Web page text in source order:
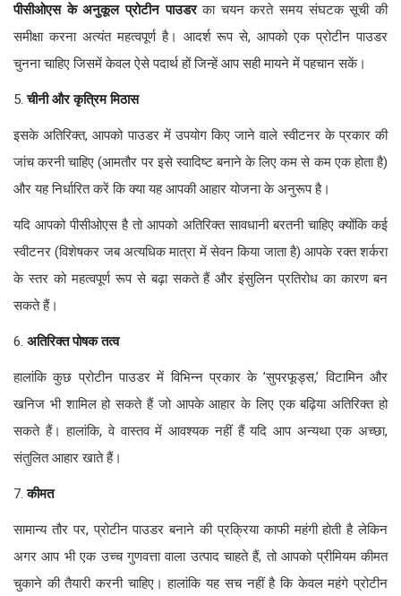
पीसीओएस के अनुकूल प्रोटीन पाउडरका चयन करते समय संघटक सूची की
समीक्षा करना अत्यंत महत्वपूर्ण है। आदर्श रूप से, आपको एक प्रोटीन पाउडर
चुनना चाहिए जिसमें केवल ऐसे पदार्थ हों जिन्हें आप सही मायने में पहचान सकें।
5.चीनी और कृत्रिम मिठास
इसके अतिरिक्त, आपको पाउडर में उपयोग किए जाने वाले स्वीटनर के प्रकार की
जांच करनी चाहिए (आमतौर पर इसे स्वादिष्ट बनाने के लिए कम से कम एक होता है)
और यह निर्धारित करें कि क्या यह आपकी आहार योजना के अनुरूप है।
यदि आपको पीसीओएस है तो आपको अतिरिक्त सावधानी बरतनी चाहिए क्योंकि कई
स्वीटनर (विशेषकर जब अत्यधिक मात्रा में सेवन किया जाता है) आपके रक्त शर्करा
के स्तर को महत्वपूर्ण रूप से बढ़ा सकते हैं और इंसुलिन प्रतिरोध का कारण बन
सकते हैं।
6. अतिरिक्त पोषक तत्व
हालांकि कुछ प्रोटीन पाउडर में विभिन्न प्रकार के ’सुपरफूड्स,’ विटामिन और
खनिज भी शामिल हो सकते हैं जो आपके आहार के लिए एक बढ़िया अतिरिक्त हो
सकते हैं। हालांकि, वे वास्तव में आवश्यक नहीं हैं यदि आप अन्यथा एक अच्छा,
संतुलित आहार खाते हैं।
7.कीमत
सामान्य तौर पर, प्रोटीन पाउडर बनाने की प्रक्रिया काफी महंगी होती है लेकिन
अगर आप भी एक उच्च गुणवत्ता वाला उत्पाद चाहते हैं, तो आपको प्रीमियम कीमत
चुकाने की तैयारी करनी चाहिए। हालांकि यह सच नहीं है कि केवल महंगे प्रोटीन